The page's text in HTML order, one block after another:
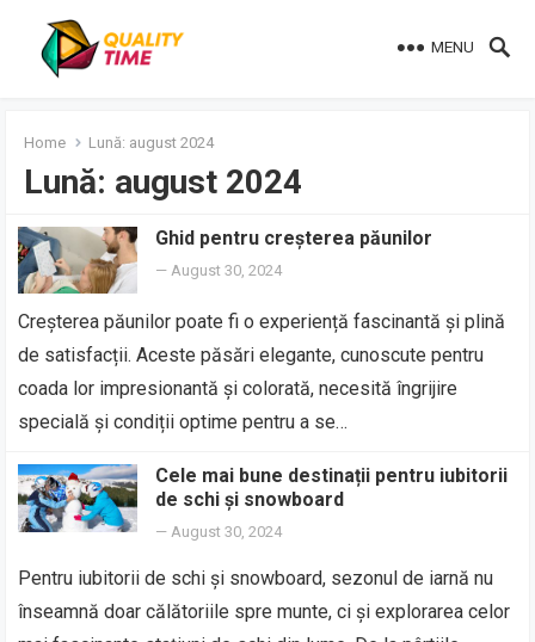
MENU
Home Lună: august 2024
Lună: august 2024
Ghid pentru creșterea păunilor
—August 30, 2024
Creșterea păunilor poate fi o experiență fascinantă și plină
de satisfacții. Aceste păsări elegante, cunoscute pentru
coada lor impresionantă și colorată, necesită îngrijire
specială și condiții optime pentru a se…
Cele mai bune destinații pentru iubitorii
de schi și snowboard
—August 30, 2024
Pentru iubitorii de schi și snowboard, sezonul de iarnă nu
înseamnă doar călătoriile spre munte, ci și explorarea celor